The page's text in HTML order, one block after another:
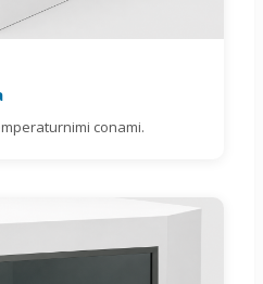
conami.